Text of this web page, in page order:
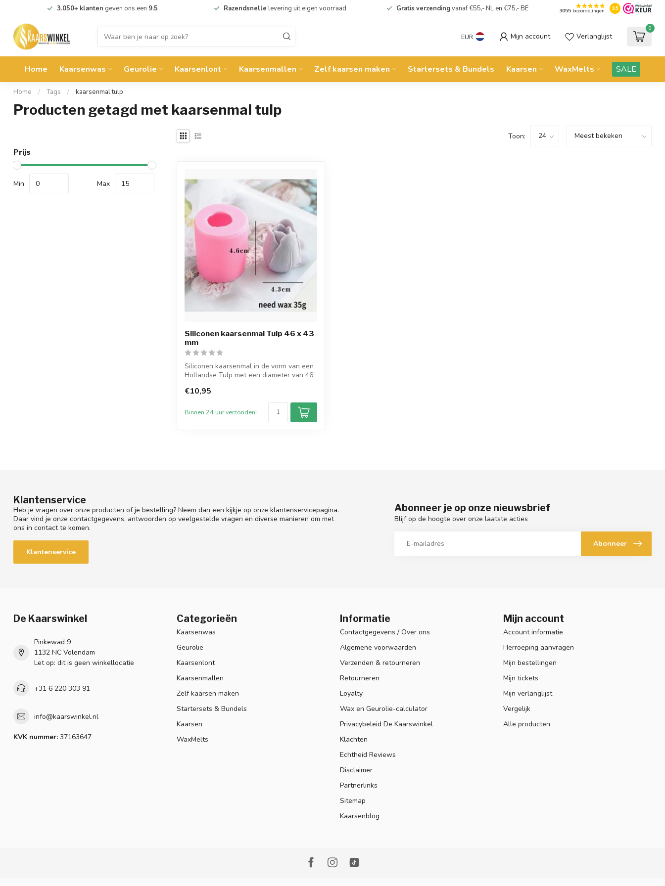
3.050+ klanten geven ons een 9.5 Razendsnelle levering uit eigen voorraad Gratis verzendingvanaf €55,- NL en €75,- BE 3055beoordelingen 9.5
EUR Mijn account Verlanglijst
0
Home Kaarsenwas Geurolie Kaarsenlont Kaarsenmallen Zelf kaarsen maken Startersets & Bundels Kaarsen WaxMelts SALE
Home / Tags / kaarsenmal tulp
Producten getagd met kaarsenmal tulp
Prijs
Min Max
Toon:
Siliconen kaarsenmal Tulp 46 x 43
mm
Siliconen kaarsenmal in de vorm van een
Hollandse Tulp met een diameter van 46
€10,95
Binnen 24 uur verzonden!
Klantenservice
Heb je vragen over onze producten of je bestelling? Neem dan een kijkje op onze klantenservicepagina.
Daar vind je onze contactgegevens, antwoorden op veelgestelde vragen en diverse manieren om met
ons in contact te komen.
Klantenservice
Abonneer je op onze nieuwsbrief
Blijf op de hoogte over onze laatste acties
Abonneer
De Kaarswinkel
Pinkewad 9
1132 NC Volendam
Let op: dit is geen winkellocatie
+31 6 220 303 91
info@kaarswinkel.nl
KVK nummer: 37163647
Categorieën
Kaarsenwas
Geurolie
Kaarsenlont
Kaarsenmallen
Zelf kaarsen maken
Startersets & Bundels
Kaarsen
WaxMelts
Informatie
Contactgegevens / Over ons
Algemene voorwaarden
Verzenden & retourneren
Retourneren
Loyalty
Wax en Geurolie-calculator
Privacybeleid De Kaarswinkel
Klachten
Echtheid Reviews
Disclaimer
Partnerlinks
Sitemap
Kaarsenblog
Mijn account
Account informatie
Herroeping aanvragen
Mijn bestellingen
Mijn tickets
Mijn verlanglijst
Vergelijk
Alle producten